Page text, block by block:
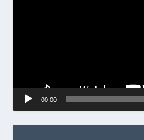
00:00